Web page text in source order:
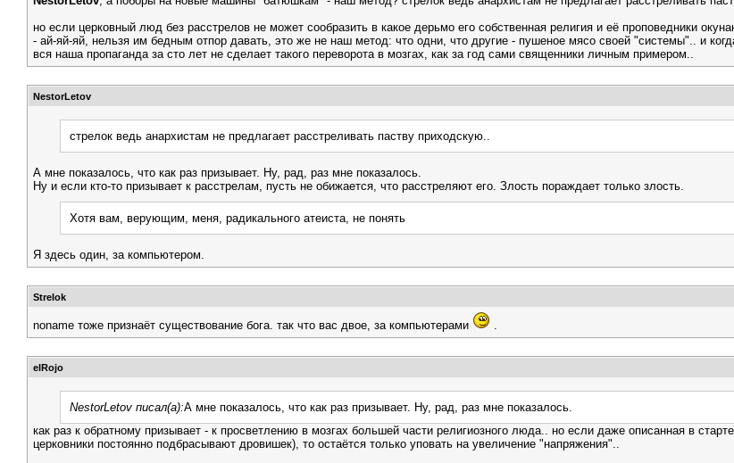
но если церковный люд без расстрелов не может сообразить в какое дерьмо его собственная религия и её проповедники
- ай-яй-яй, нельзя им бедным отпор давать, это же не наш метод: что одни, что другие - пушеное мясо своей "системы".. и
вся наша пропаганда за сто лет не сделает такого переворота в мозгах, как за год сами священники личным примером..
NestorLetov
стрелок ведь анархистам не предлагает расстреливать паству приходскую..
А мне показалось, что как раз призывает. Ну, рад, раз мне показалось.
Ну и если кто-то призывает к расстрелам, пусть не обижается, что расстреляют его. Злость пораждает только злость.
Хотя вам, верующим, меня, радикального атеиста, не понять
Я здесь один, за компьютером.
Strelok
noname тоже признаёт существование бога. так что вас двое, за компьютерами .
elRojo
NestorLetov писал(а):А мне показалось, что как раз призывает. Ну, рад, раз мне показалось.
как раз к обратному призывает - к просветлению в мозгах большей части религиозного люда.. но если даже описанная в
церковники постоянно подбрасывают дровишек), то остаётся только уповать на увеличение "напряжения"..